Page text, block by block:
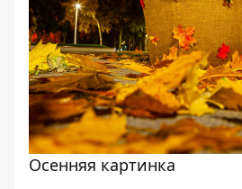
Осенняя картинка